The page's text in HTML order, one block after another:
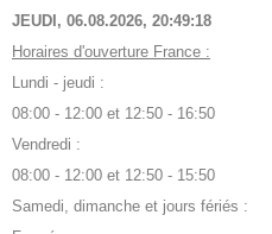
JEUDI, 06.08.2026, 20:49:19
Horaires d'ouverture France :
Lundi - jeudi :
08:00 - 12:00 et 12:50 - 16:50
Vendredi :
08:00 - 12:00 et 12:50 - 15:50
Samedi, dimanche et jours fériés :